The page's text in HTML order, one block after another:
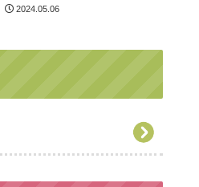
2024.05.06